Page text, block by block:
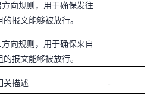
向规则，用于确保发往
的报文能够被放行。
向规则，用于确保来自
的报文能够被放行。
关描述 -